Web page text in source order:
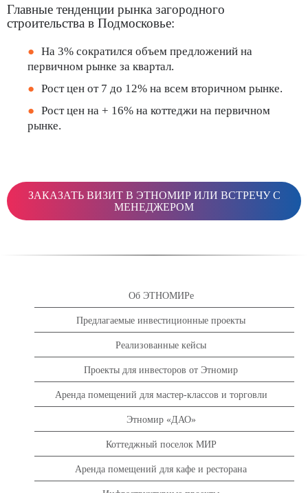
Главные тенденции рынка загородного
строительства в Подмосковье:
На 3% сократился объем предложений на
первичном рынке за квартал.
Рост цен от 7 до 12% на всем вторичном рынке.
Рост цен на + 16% на коттеджи на первичном
рынке.
ЗАКАЗАТЬ ВИЗИТ В ЭТНОМИР ИЛИ ВСТРЕЧУ С
МЕНЕДЖЕРОМ
Об ЭТНОМИРе
Предлагаемые инвестиционные проекты
Реализованные кейсы
Проекты для инвесторов от Этномир
Аренда помещений для мастер-классов и торговли
Этномир «ДАО»
Коттеджный поселок МИР
Аренда помещений для кафе и ресторана